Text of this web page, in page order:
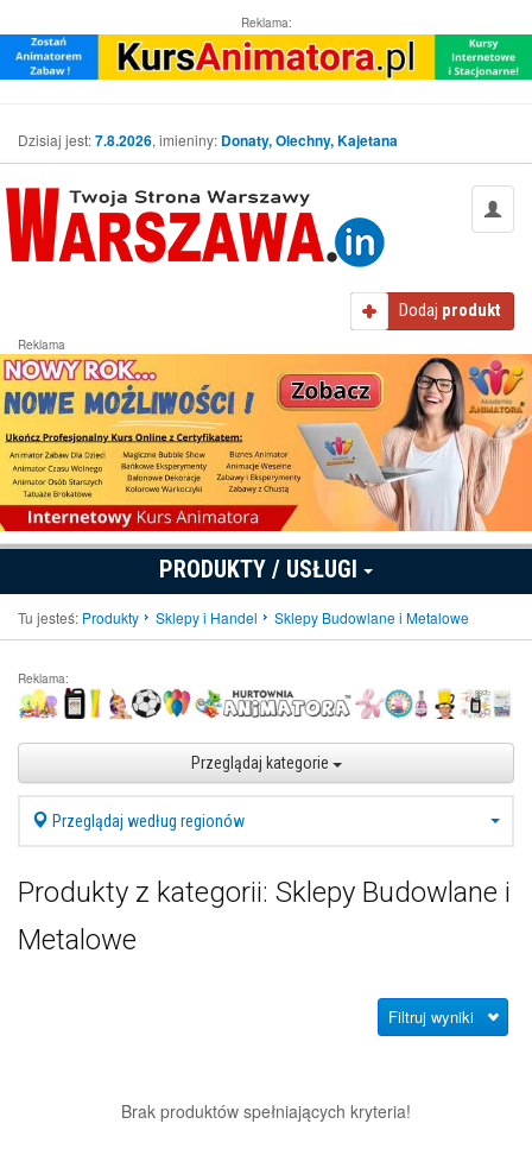
Reklama:
Dzisiaj jest:7.8.2026, imieniny: Donaty, Olechny, Kajetana
Dodaj produkt
Reklama
PRODUKTY / USŁUGI
Tu jesteś: Produkty Sklepy i Handel Sklepy Budowlane i Metalowe
Reklama:
Przeglądaj kategorie
Przeglądaj według regionów
Produkty z kategorii: Sklepy Budowlane i
Metalowe
Filtruj wyniki
Brak produktów spełniających kryteria!